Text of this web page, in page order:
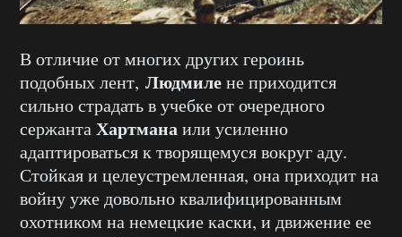
В отличие от многих других героинь
подобных лент, Людмилене приходится
сильно страдать вучебкеот очередного
сержантаХартманаили усиленно
адаптироваться к творящемуся вокруг аду.
Стойкая и целеустремленная, она приходит на
войну уже довольно квалифицированным
охотником на немецкие каски, и движениеее